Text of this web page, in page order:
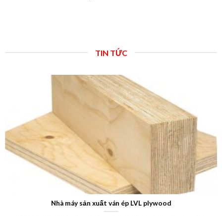
TIN TỨC
Nhà máy sản xuất ván ép LVL plywood